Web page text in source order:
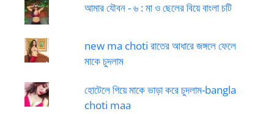
আমার যৌবন - ৬ : মা ও ছেলের বিয়ে বাংলা চটি
new ma choti রাতের আধারে জঙ্গলে ফেলে
মাকে চুদলাম
হোটেলে গিয়ে মাকে ভাড়া করে চুদলাম-bangla
choti maa